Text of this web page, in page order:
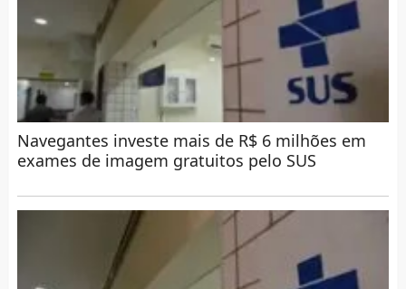
Navegantes investe mais de R$ 6 milhões em
exames de imagem gratuitos pelo SUS